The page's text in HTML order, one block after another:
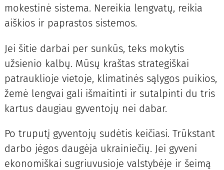
mokestinė sistema. Nereikia lengvatų, reikia
aiškios ir paprastos sistemos.
Jei šitie darbai per sunkūs, teks mokytis
užsienio kalbų. Mūsų kraštas strategiškai
patrauklioje vietoje, klimatinės sąlygos puikios,
žemė lengvai gali išmaitinti ir sutalpinti du tris
kartus daugiau gyventojų nei dabar.
Po truputį gyventojų sudėtis keičiasi. Trūkstant
darbo jėgos daugėja ukrainiečių. Jei gyveni
ekonomiškai sugriuvusioje valstybėje ir šeimą